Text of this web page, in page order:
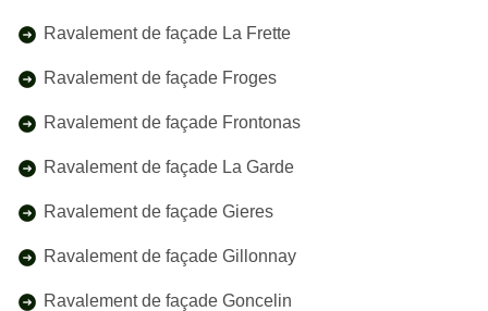
Ravalement de façade La Frette
Ravalement de façade Froges
Ravalement de façade Frontonas
Ravalement de façade La Garde
Ravalement de façade Gieres
Ravalement de façade Gillonnay
Ravalement de façade Goncelin